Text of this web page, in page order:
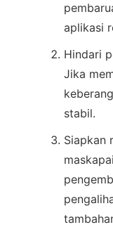
aplikasi
Hindari
Jika
stabil.
Siapkan